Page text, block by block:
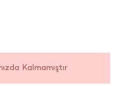
Kalmamıştır